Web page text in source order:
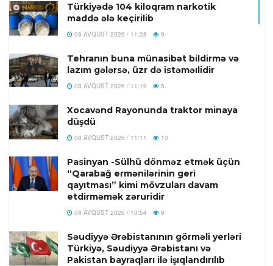
Türkiyədə 104 kiloqram narkotik
maddə ələ keçirilib
08 AVQUST 2026 / 11:28 9
Tehranın buna münasibət bildirmə və
lazım gələrsə, üzr də istəməılidir
08 AVQUST 2026 / 11:19 5
Xocavənd Rayonunda traktor minaya
düşdü
08 AVQUST 2026 / 11:11 10
Pasinyan -Sülhü dönməz etmək üçün
“Qarabağ ermənilərinin geri
qayıtması” kimi mövzuları davam
etdirməmək zəruridir
08 AVQUST 2026 / 10:54 8
Səudiyyə Ərəbistanının görməli yerləri
Türkiyə, Səudiyyə Ərəbistanı və
Pakistan bayraqları ilə işıqlandırılıb